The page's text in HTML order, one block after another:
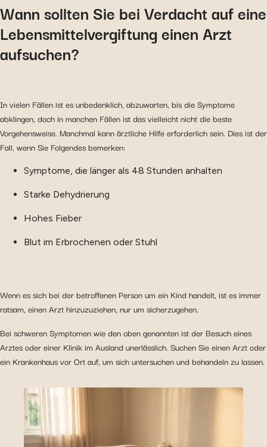
Wann sollten Sie bei Verdacht auf eine
Lebensmittelvergiftung einen Arzt
aufsuchen?
In vielen Fällen ist es unbedenklich, abzuwarten, bis die Symptome
abklingen, doch in manchen Fällen ist das vielleicht nicht die beste
Vorgehensweise. Manchmal kann ärztliche Hilfe erforderlich sein. Dies ist der
Fall, wenn Sie Folgendes bemerken:
Symptome, die länger als 48 Stunden anhalten
Starke Dehydrierung
Hohes Fieber
Blut im Erbrochenen oder Stuhl
Wenn es sich bei der betroffenen Person um ein Kind handelt, ist es immer
ratsam, einen Arzt hinzuzuziehen, nur um sicherzugehen.
Bei schweren Symptomen wie den oben genannten ist der Besuch eines
Arztes oder einer Klinik im Ausland unerlässlich. Suchen Sie einen Arzt oder
ein Krankenhaus vor Ort auf, um sich untersuchen und behandeln zu lassen.